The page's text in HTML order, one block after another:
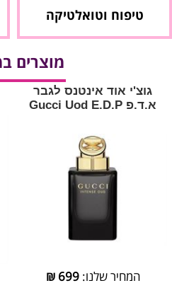
טיפוח וטואלטיקה
מוצרים
גוצ'י אוד אינטנס לגבר
א.ד.פ Gucci Uod E.D.P
המחיר שלנו:699
₪